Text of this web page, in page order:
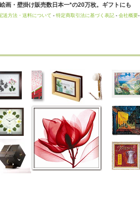
画・壁掛け販売数日本一*の20万枚。ギフトにも
送方法・送料について - 特定商取引法に基づく表記 - 会社概要-